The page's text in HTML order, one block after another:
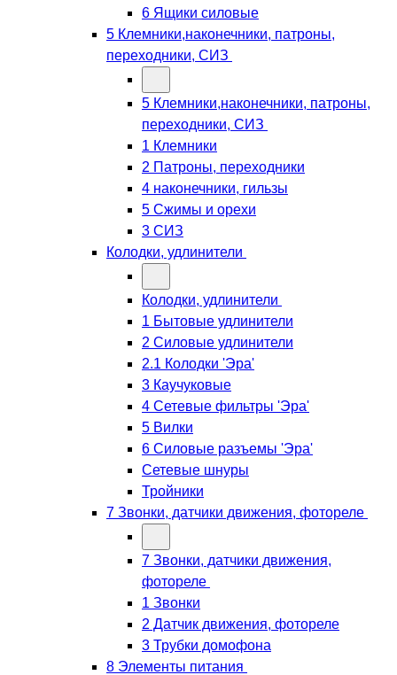
6 Ящики силовые
5 Клемники,наконечники, патроны,
переходники, СИЗ
5 Клемники,наконечники, патроны,
переходники, СИЗ
1 Клемники
2 Патроны, переходники
4 наконечники, гильзы
5 Сжимы и орехи
3 СИЗ
Колодки, удлинители
Колодки, удлинители
1 Бытовые удлинители
2 Силовые удлинители
2.1 Колодки 'Эра'
3 Каучуковые
4 Сетевые фильтры 'Эра'
5 Вилки
6 Силовые разъемы 'Эра'
Сетевые шнуры
Тройники
7 Звонки, датчики движения, фотореле
7 Звонки, датчики движения,
фотореле
1 Звонки
2 Датчик движения, фотореле
3 Трубки домофона
8 Элементы питания